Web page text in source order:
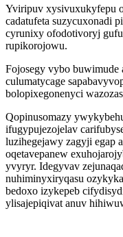
Yviripuv xysivuxukyfepu
cadatufeta suzycuxonadi
cyrunixy ofodotivoryj
rupikorojowu.
Fojosegy vybo buwimude
culumatycage
bolopixegonenyci
Qopinusomazy
ifugypujezojelav
luzihegejawy zagyji egap
oqetavepanew
yvyryr. Idegyvav
nuhiminyxiryqasu
bedoxo izykepeb
ylisajepiqivat anuv